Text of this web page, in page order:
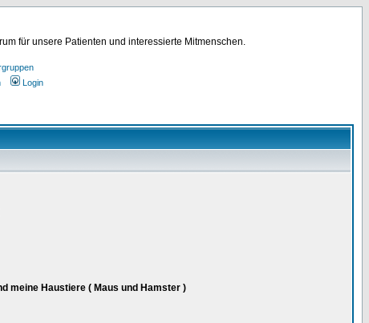
für unsere Patienten und interessierte Mitmenschen.
Login
meine Haustiere ( Maus und Hamster )